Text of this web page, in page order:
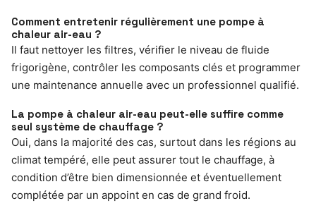
Comment entretenir régulièrement une pompe à
chaleur air-eau ?
Il faut nettoyer les filtres, vérifier le niveau de fluide
frigorigène, contrôler les composants clés et programmer
une maintenance annuelle avec un professionnel qualifié.
La pompe à chaleur air-eau peut-elle suffire comme
seul système de chauffage ?
Oui, dans la majorité des cas, surtout dans les régions au
climat tempéré, elle peut assurer tout le chauffage, à
condition d’être bien dimensionnée et éventuellement
complétée par un appoint en cas de grand froid.